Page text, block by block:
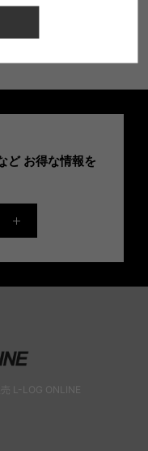
ど お得な情報を
L-LOG ONLINE